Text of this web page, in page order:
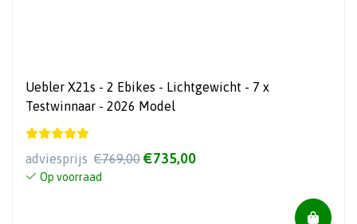
Uebler X21s - 2 Ebikes - Lichtgewicht - 7 x
Testwinnaar - 2026 Model
adviesprijs €769,00 €735,00
Op voorraad